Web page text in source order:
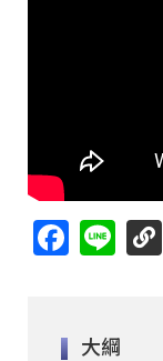
Facebook
Line
大綱